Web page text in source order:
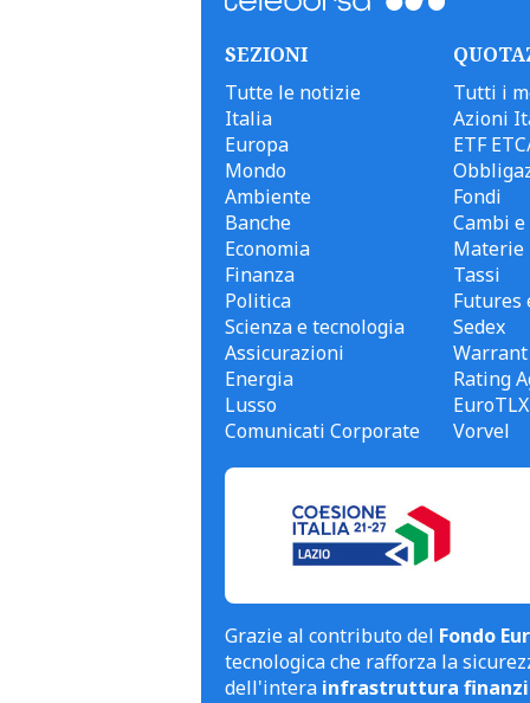
SEZIONI
Tutte le notizie
Italia
Europa
Mondo
Ambiente
Banche
Economia
Finanza
Politica
Scienza e tecnologia
Assicurazioni
Energia
Lusso
Comunicati Corporate
Tutti i
Azioni
ETF
Fondi
Cambi
Materie
Tassi
Futures
Sedex
Warrant
Rating
EuroTLX
Vorvel
Grazie al contributo del Fondo
tecnologica che rafforza la
dell'intera infrastruttura